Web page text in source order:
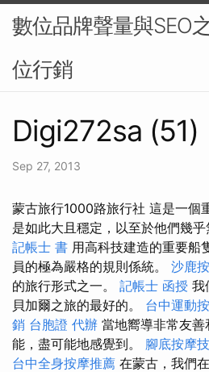
數位品牌聲量與SEO
位行銷
Digi272sa (51)
Sep 27, 2013
蒙古旅行1000路旅行社 這是一個
是如此大且穩定，以至於他們幾乎
記帳士 書 用高科技建造的重要船
員的極為嚴格的規則係統。 沙鹿
的旅行形式之一。 記帳士 函授 我
貝加爾之旅的最好的。 台中運動
銷 台胞證 代辦 當地嚮導非常友
能，盡可能地感覺到。 腳底按摩
台中全身按摩推薦 在蒙古，我們